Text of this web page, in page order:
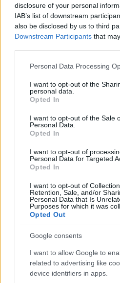
disclosure of your personal
IAB’s list of downstream
also be disclosed by us to third
Downstream Participants that
Please note that this website/app
not limited to your visit or usage
grant or deny consent to Google
use your data for below specified
consent section.
Personal Data Processing
I want to opt-out of the
personal data.
Opted In
I want to opt-out of the Sale
Personal Data.
Opted In
I want to opt-out of
Personal Data for Targeted
Opted In
I want to opt-out of
Retention, Sale, and/or
Personal Data that Is
Purposes for which it was
Opted Out
Google consents
I want to allow Google to
related to advertising like
device identifiers in apps.
Pełny harmonogram rozgrywek
gr. II - terminarz.
Informacje o składach i strzelcach
rezerwowych, zmiany oraz listę
Jeśli jesteś kibicem klubu Iskra
częściej. Nasz serwis regularnie
PodkarpacieLive.pl to największa
piłkarskichw województwie. Sprawdź
bądź na bieżąco z wydarzeniami z boisk!
Analiza przed meczem: Iskra
Iskra Iskrzynia - LKS Golcowa
2021. Początek meczu o godz. 17:00.
Iskra Iskrzyniaprzystępuje do tego
drużyna radzi sobie w sezonie 2020/
II przed własną publicznością? Na tej
uwzględniającą tylko mecze u siebie.
mecze wyjazdowe możecie natomiast
Krosno > Klasa A, gr. II - sytuacja w
Przed meczami 34. kolejki - Krosno >